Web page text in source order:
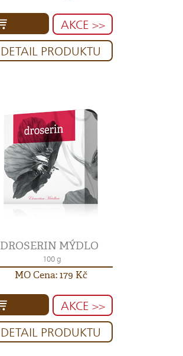
AKCE >>
DETAIL PRODUKTU
DROSERIN MÝDLO
100 g
MO Cena: 179 Kč
AKCE >>
DETAIL PRODUKTU